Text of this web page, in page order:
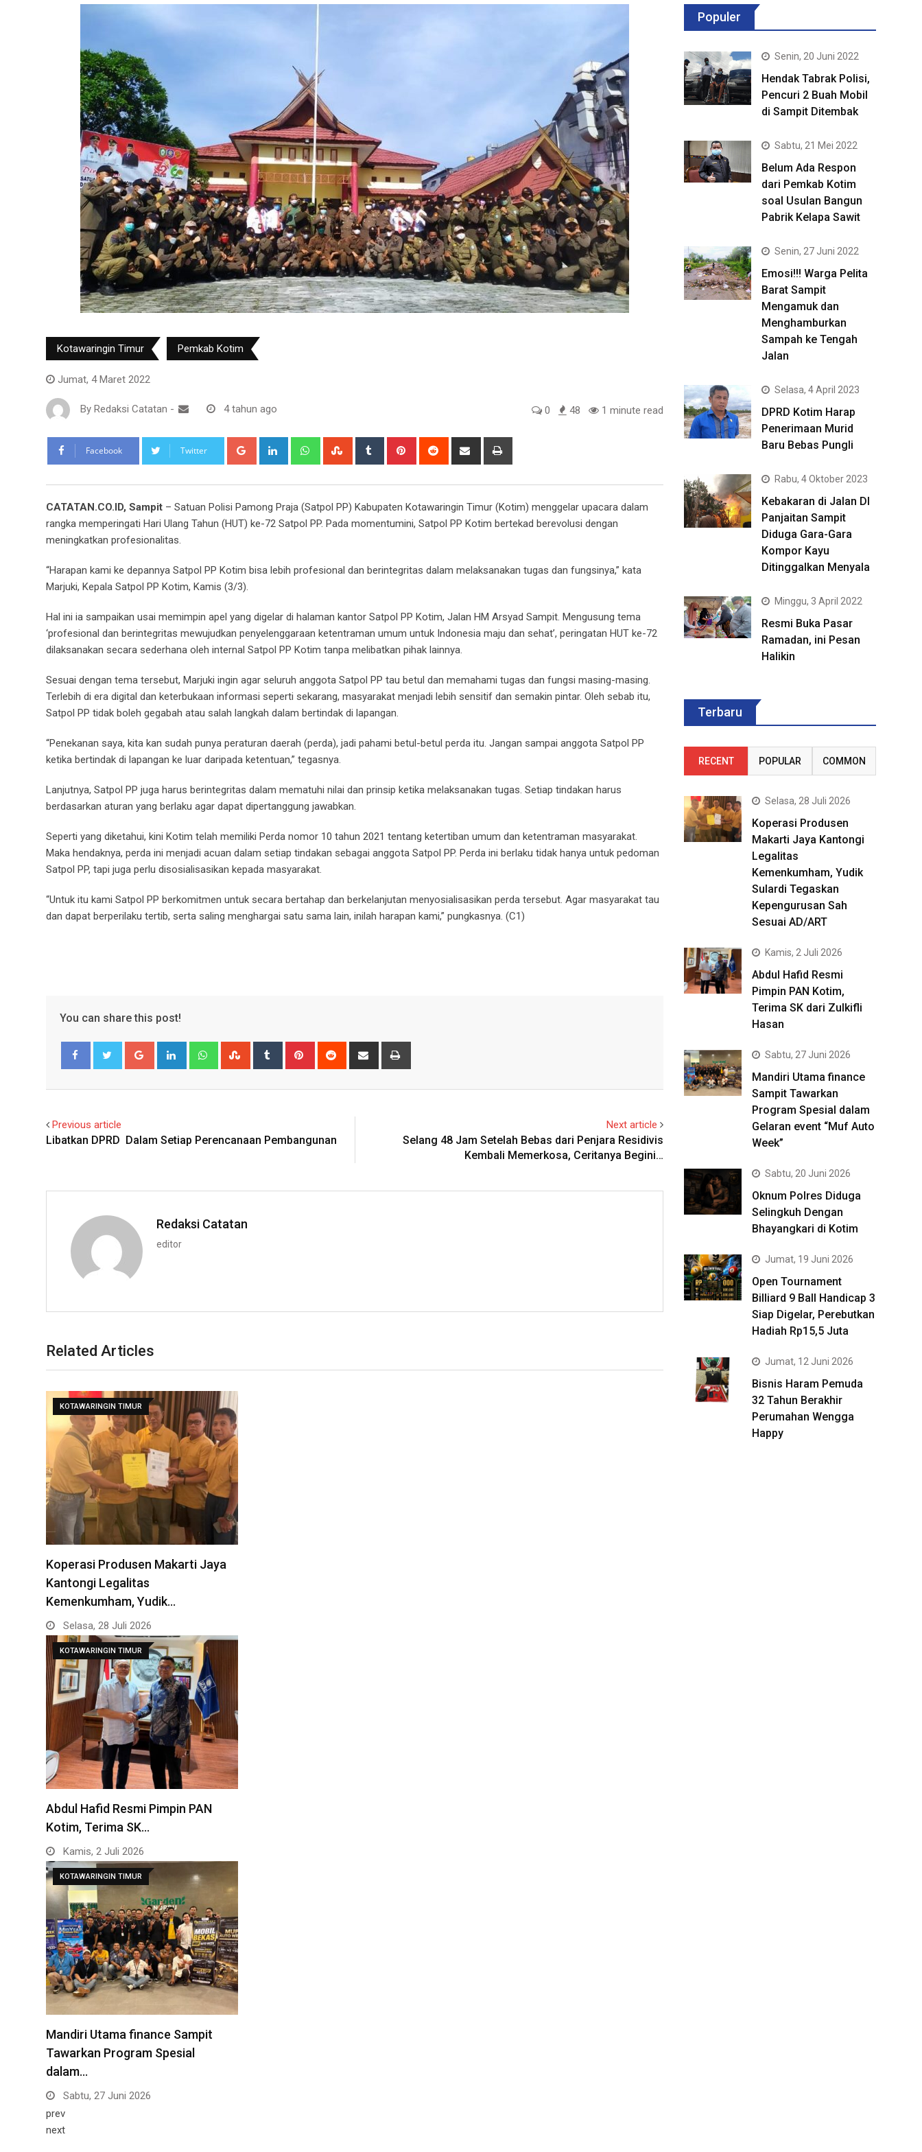
Kotawaringin Timur Pemkab Kotim
Jumat, 4 Maret 2022
By Redaksi Catatan - 4 tahun ago 0 48 1 minute read
Facebook Twitter Google+ LinkedIn WhatsappStumbleUpon
Tumblr Pinterest Reddit
Share
CATATAN.CO.ID, Sampit – Satuan Polisi Pamong Praja (Satpol PP) Kabupaten Kotawaringin Timur (Kotim) menggelar upacara dalam
rangka memperingati Hari Ulang Tahun (HUT) ke-72 Satpol PP. Pada momentumini, Satpol PP Kotim bertekad berevolusi dengan
meningkatkan profesionalitas.
“Harapan kami ke depannya Satpol PP Kotim bisa lebih profesional dan berintegritas dalam melaksanakan tugas dan fungsinya,” kata
Marjuki, Kepala Satpol PP Kotim, Kamis (3/3).
Hal ini ia sampaikan usai memimpin apel yang digelar di halaman kantor Satpol PP Kotim, Jalan HM Arsyad Sampit. Mengusung tema
‘profesional dan berintegritas mewujudkan penyelenggaraan ketentraman umum untuk Indonesia maju dan sehat’, peringatan HUT ke-72
dilaksanakan secara sederhana oleh internal Satpol PP Kotim tanpa melibatkan pihak lainnya.
Sesuai dengan tema tersebut, Marjuki ingin agar seluruh anggota Satpol PP tau betul dan memahami tugas dan fungsi masing-masing.
Terlebih di era digital dan keterbukaan informasi seperti sekarang, masyarakat menjadi lebih sensitif dan semakin pintar. Oleh sebab itu,
Satpol PP tidak boleh gegabah atau salah langkah dalam bertindak di lapangan.
“Penekanan saya, kita kan sudah punya peraturan daerah (perda), jadi pahami betul-betul perda itu. Jangan sampai anggota Satpol PP
ketika bertindak di lapangan ke luar daripada ketentuan,” tegasnya.
Lanjutnya, Satpol PP juga harus berintegritas dalam mematuhi nilai dan prinsip ketika melaksanakan tugas. Setiap tindakan harus
berdasarkan aturan yang berlaku agar dapat dipertanggung jawabkan.
Seperti yang diketahui, kini Kotim telah memiliki Perda nomor 10 tahun 2021 tentang ketertiban umum dan ketentraman masyarakat.
Maka hendaknya, perda ini menjadi acuan dalam setiap tindakan sebagai anggota Satpol PP. Perda ini berlaku tidak hanya untuk pedoman
Satpol PP, tapi juga perlu disosialisasikan kepada masyarakat.
“Untuk itu kami Satpol PP berkomitmen untuk secara bertahap dan berkelanjutan menyosialisasikan perda tersebut. Agar masyarakat tau
dan dapat berperilaku tertib, serta saling menghargai satu sama lain, inilah harapan kami,” pungkasnya. (C1)
You can share this post!
Google+ LinkedIn WhatsappStumbleUpon
Tumblr Pinterest Reddit
Share
Previous article
Libatkan DPRD Dalam Setiap Perencanaan Pembangunan
Next article
Selang 48 Jam Setelah Bebas dari Penjara Residivis
Kembali Memerkosa, Ceritanya Begini…
Redaksi Catatan
editor
Related Articles
KOTAWARINGIN TIMUR
Koperasi Produsen Makarti Jaya
Kantongi Legalitas
Kemenkumham, Yudik…
Selasa, 28 Juli 2026
KOTAWARINGIN TIMUR
Abdul Hafid Resmi Pimpin PAN
Kotim, Terima SK…
Kamis, 2 Juli 2026
KOTAWARINGIN TIMUR
Mandiri Utama finance Sampit
Tawarkan Program Spesial
dalam…
Sabtu, 27 Juni 2026
prev
next
Populer
Senin, 20 Juni 2022
Hendak Tabrak Polisi,
Pencuri 2 Buah Mobil
di Sampit Ditembak
Sabtu, 21 Mei 2022
Belum Ada Respon
dari Pemkab Kotim
soal Usulan Bangun
Pabrik Kelapa Sawit
Senin, 27 Juni 2022
Emosi!!! Warga Pelita
Barat Sampit
Mengamuk dan
Menghamburkan
Sampah ke Tengah
Jalan
Selasa, 4 April 2023
DPRD Kotim Harap
Penerimaan Murid
Baru Bebas Pungli
Rabu, 4 Oktober 2023
Kebakaran di Jalan DI
Panjaitan Sampit
Diduga Gara-Gara
Kompor Kayu
Ditinggalkan Menyala
Minggu, 3 April 2022
Resmi Buka Pasar
Ramadan, ini Pesan
Halikin
Terbaru
RECENT POPULAR COMMON
Selasa, 28 Juli 2026
Koperasi Produsen
Makarti Jaya Kantongi
Legalitas
Kemenkumham, Yudik
Sulardi Tegaskan
Kepengurusan Sah
Sesuai AD/ART
Kamis, 2 Juli 2026
Abdul Hafid Resmi
Pimpin PAN Kotim,
Terima SK dari Zulkifli
Hasan
Sabtu, 27 Juni 2026
Mandiri Utama finance
Sampit Tawarkan
Program Spesial dalam
Gelaran event “Muf Auto
Week”
Sabtu, 20 Juni 2026
Oknum Polres Diduga
Selingkuh Dengan
Bhayangkari di Kotim
Jumat, 19 Juni 2026
Open Tournament
Billiard 9 Ball Handicap 3
Siap Digelar, Perebutkan
Hadiah Rp15,5 Juta
Jumat, 12 Juni 2026
Bisnis Haram Pemuda
32 Tahun Berakhir
Perumahan Wengga
Happy